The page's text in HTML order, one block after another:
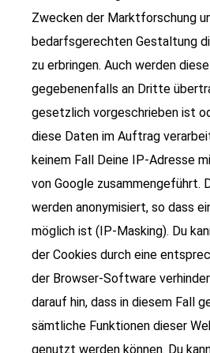
Zwecken der Marktforschung
bedarfsgerechten Gestaltung
zu erbringen. Auch werden
gegebenenfalls an Dritte
gesetzlich vorgeschrieben ist
diese Daten im Auftrag
keinem Fall Deine IP-Adresse
von Google zusammengeführt.
werden anonymisiert, so dass
möglich ist (IP-Masking). Du
der Cookies durch eine
der Browser-Software
darauf hin, dass in diesem Fall
sämtliche Funktionen dieser
genutzt werden können. Du